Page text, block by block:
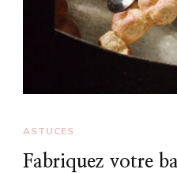
ASTUCES
Fabriquez votre